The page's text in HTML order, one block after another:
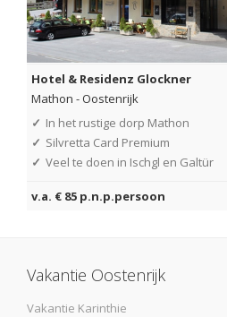
Hotel & Residenz Glockner
Mathon -Oostenrijk
✓ In het rustige dorp Mathon
✓ Silvretta Card Premium
✓ Veel te doen in Ischgl en Galtür
v.a. € 85 p.n.p.persoon
Vakantie Oostenrijk
Vakantie Karinthie